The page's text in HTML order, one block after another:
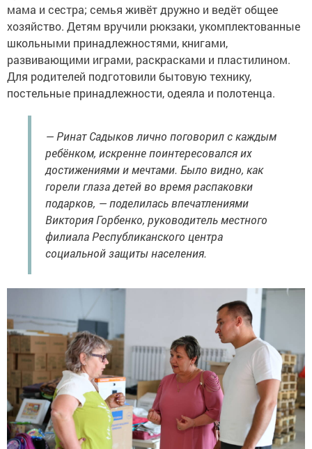
мама и сестра; семья живёт дружно и ведёт общее
хозяйство. Детям вручили рюкзаки, укомплектованные
школьными принадлежностями, книгами,
развивающими играми, раскрасками и пластилином.
Для родителей подготовили бытовую технику,
постельные принадлежности, одеяла и полотенца.
— Ринат Садыков лично поговорил с каждым
ребёнком, искренне поинтересовался их
достижениями и мечтами. Было видно, как
горели глаза детей во время распаковки
подарков, — поделилась впечатлениями
Виктория Горбенко, руководитель местного
филиала Республиканского центра
социальной защиты населения.